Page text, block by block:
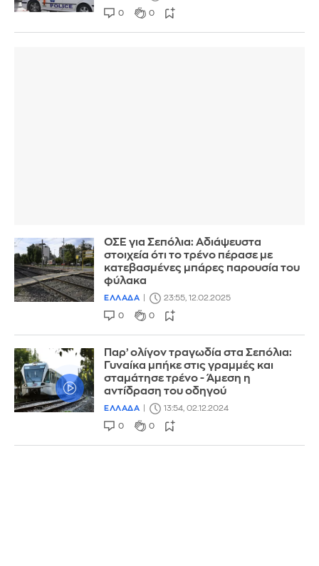
0 0
ΟΣΕ για Σεπόλια: Αδιάψευστα
στοιχεία ότι το τρένο πέρασε με
κατεβασμένες μπάρες παρουσία του
φύλακα
ΕΛΛΑΔΑ 23:55, 12.02.2025
0 0
Παρ’ ολίγον τραγωδία στα Σεπόλια:
Γυναίκα μπήκε στις γραμμές και
σταμάτησε τρένο - Άμεση η
αντίδραση του οδηγού
ΕΛΛΑΔΑ 13:54, 02.12.2024
0 0